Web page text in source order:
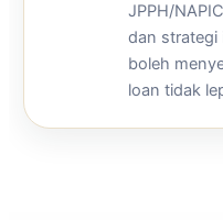
JPPH/
dan strategi
boleh
loan tidak